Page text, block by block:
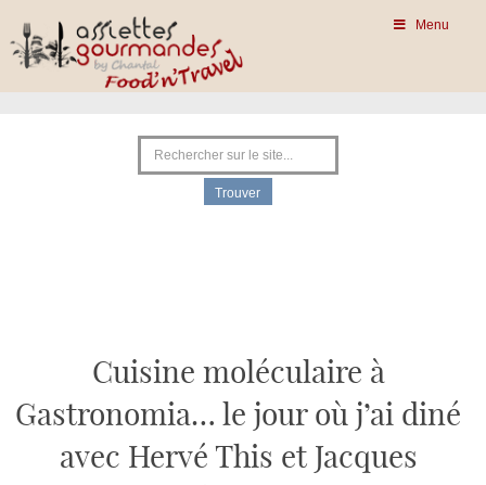
Menu
Cuisine moléculaire à
Gastronomia… le jour où j’ai diné
avec Hervé This et Jacques